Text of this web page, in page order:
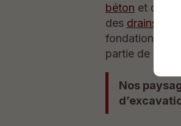
béton et de
des drains
fondations.
partie de nos
Nos